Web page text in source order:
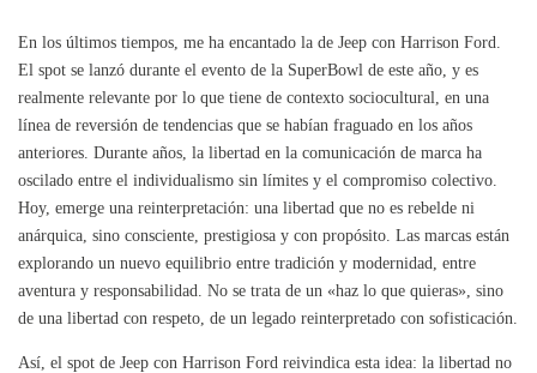
En los últimos tiempos, me ha encantado la de Jeep con Harrison Ford.
El spot se lanzó durante el evento de la SuperBowl de este año, y es
realmente relevante por lo que tiene de contexto sociocultural, en una
línea de reversión de tendencias que se habían fraguado en los años
anteriores. Durante años, la libertad en la comunicación de marca ha
oscilado entre el individualismo sin límites y el compromiso colectivo.
Hoy, emerge una reinterpretación: una libertad que no es rebelde ni
anárquica, sino consciente, prestigiosa y con propósito. Las marcas están
explorando un nuevo equilibrio entre tradición y modernidad, entre
aventura y responsabilidad. No se trata de un «haz lo que quieras», sino
de una libertad con respeto, de un legado reinterpretado con sofisticación.
Así, el spot de Jeep con Harrison Ford reivindica esta idea: la libertad no